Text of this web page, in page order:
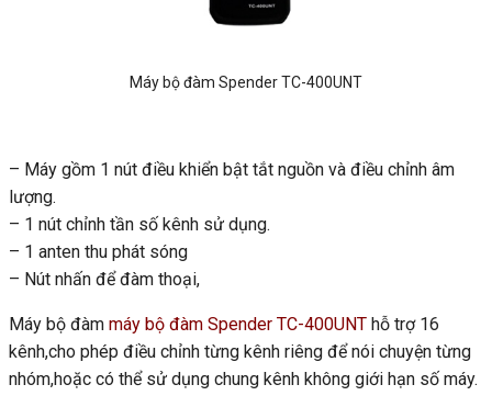
Máy bộ đàm Spender TC-400UNT
– Máy gồm 1 nút điều khiển bật tắt nguồn và điều chỉnh âm
lượng.
– 1 nút chỉnh tần số kênh sử dụng.
– 1 anten thu phát sóng
– Nút nhấn để đàm thoại,
Máy bộ đàm máy bộ đàm Spender TC-400UNT hỗ trợ 16
kênh,cho phép điều chỉnh từng kênh riêng để nói chuyện từng
nhóm,hoặc có thể sử dụng chung kênh không giới hạn số máy.